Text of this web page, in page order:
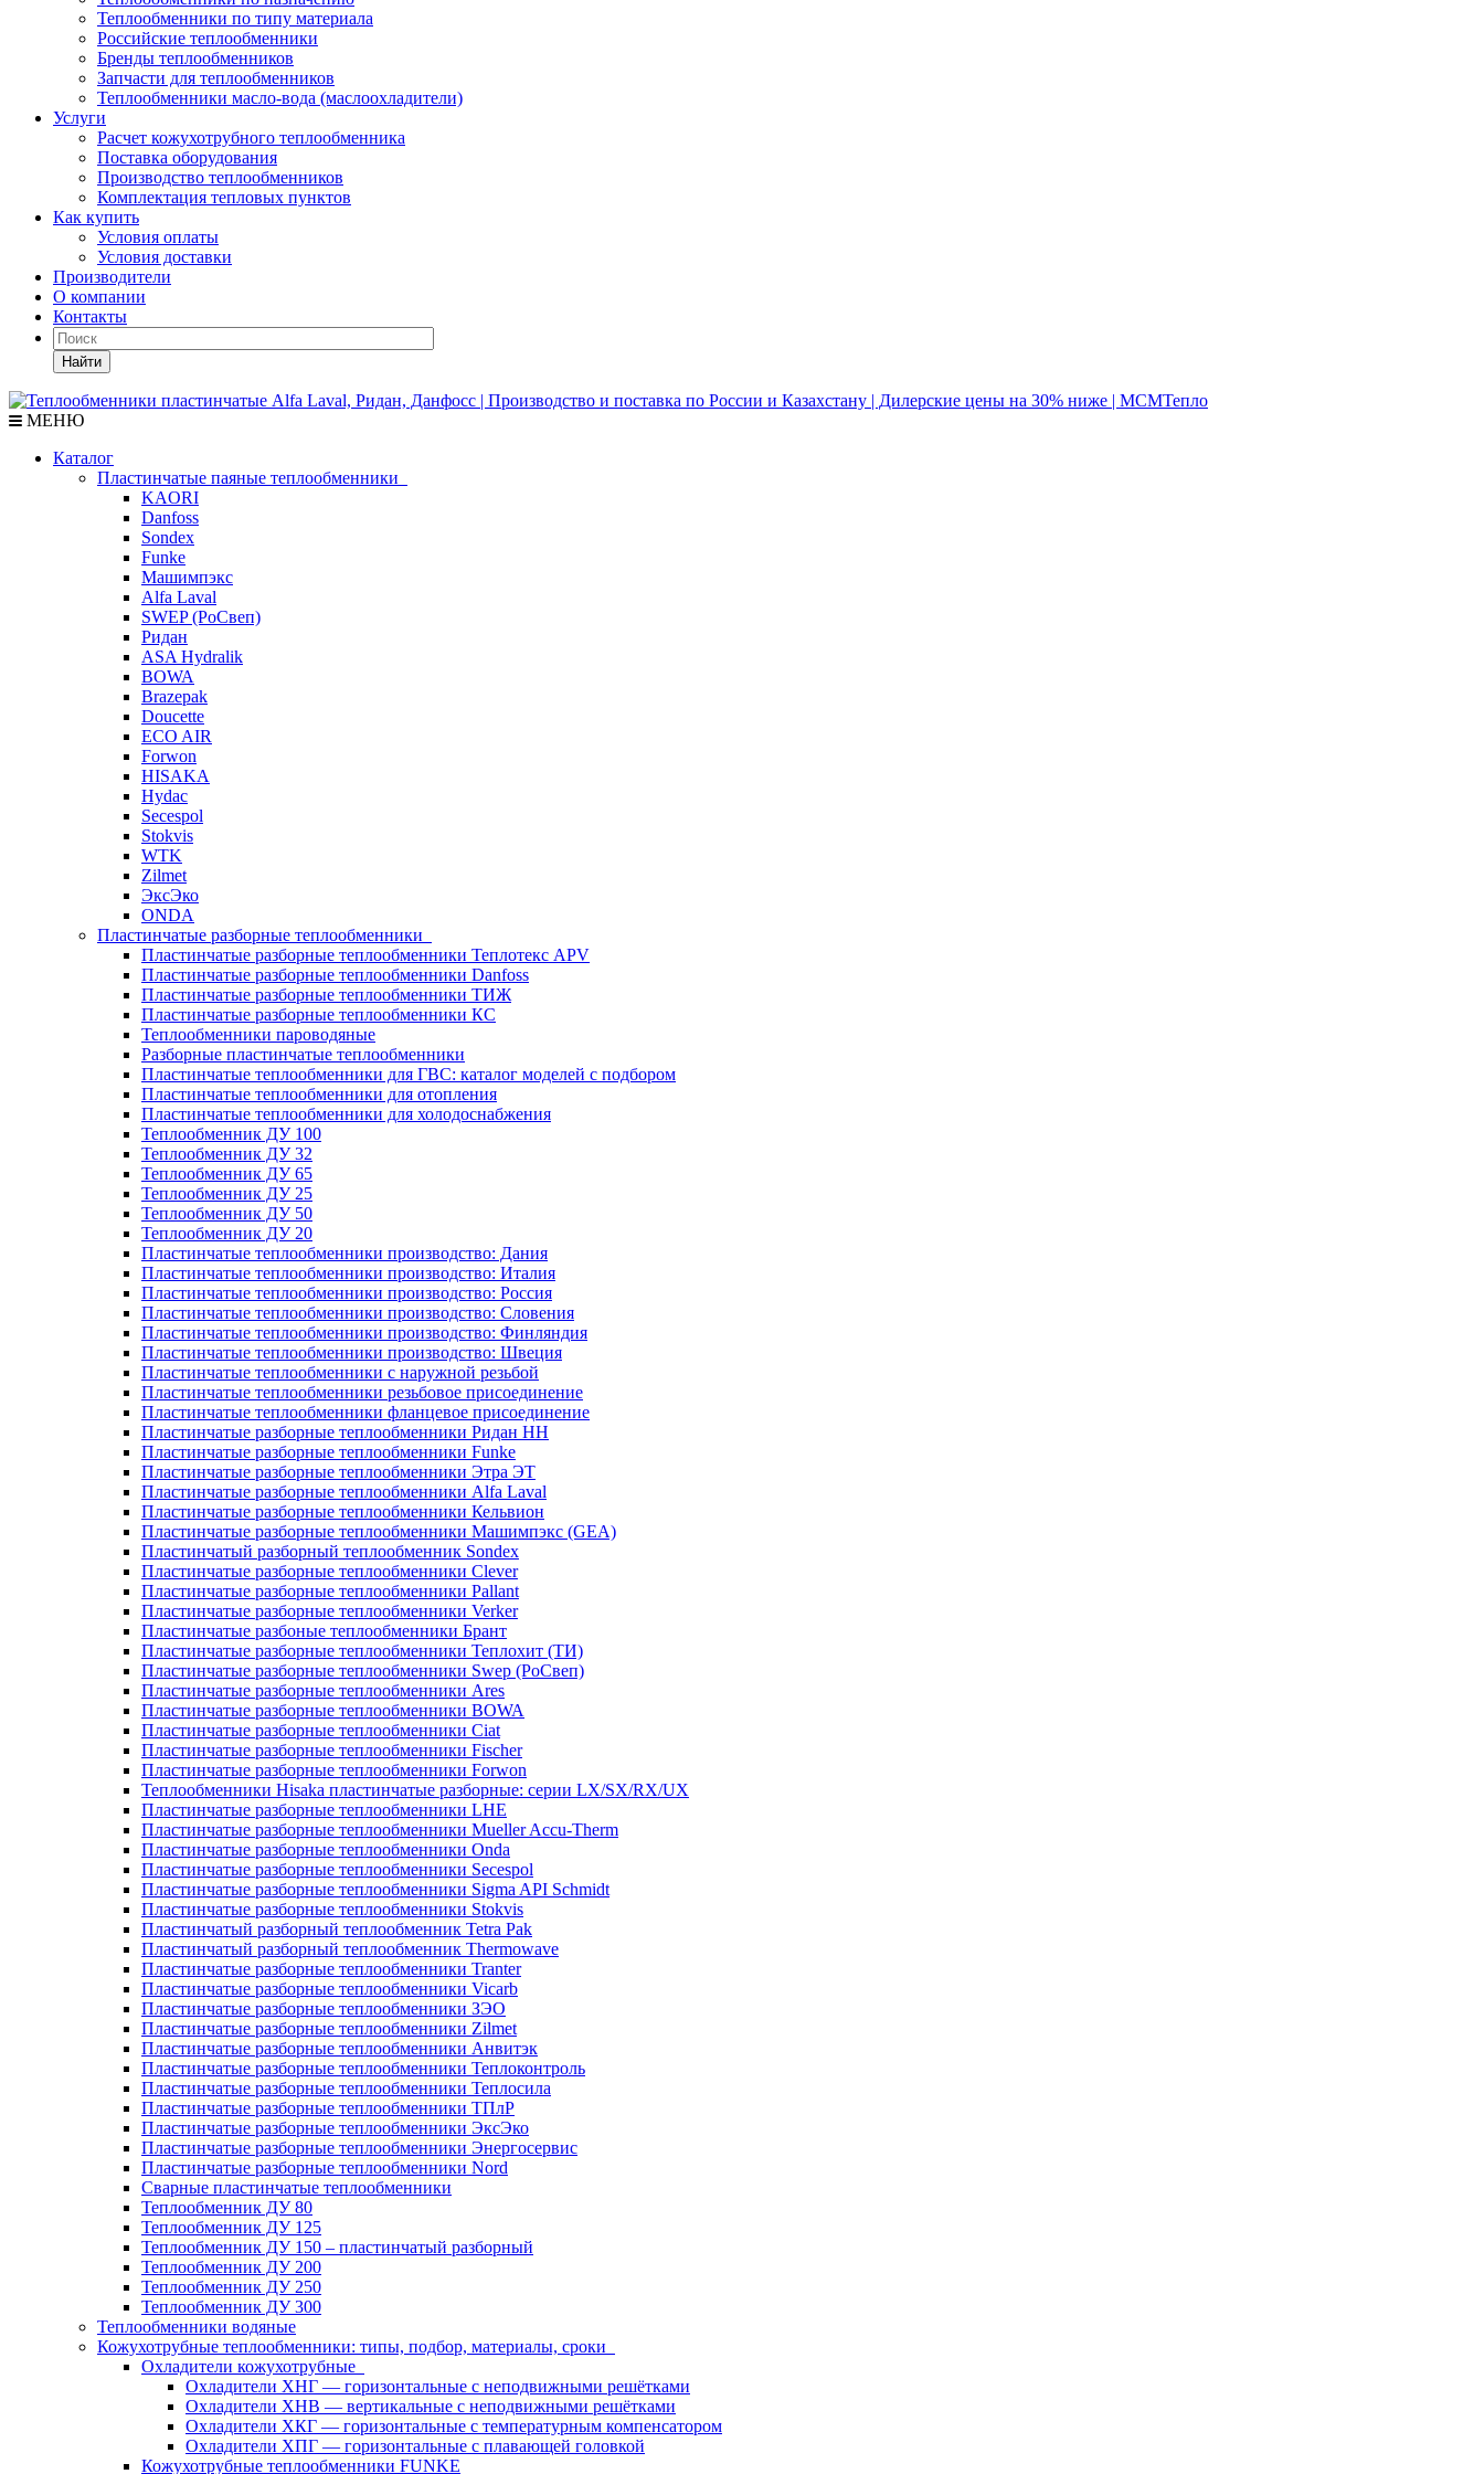
Теплообменники по типу материала
Российские теплообменники
Бренды теплообменников
Запчасти для теплообменников
Теплообменники масло-вода (маслоохладители)
Услуги
Расчет кожухотрубного теплообменника
Поставка оборудования
Производство теплообменников
Комплектация тепловых пунктов
Как купить
Условия оплаты
Условия доставки
Производители
О компании
Контакты
Найти
МЕНЮ
Каталог
Пластинчатые паяные теплообменники
KAORI
Danfoss
Sondex
Funke
Машимпэкс
Alfa Laval
SWEP (РоСвеп)
Ридан
ASA Hydralik
BOWA
Brazepak
Doucette
ECO AIR
Forwon
HISAKA
Hydac
Secespol
Stokvis
WTK
Zilmet
ЭксЭко
ONDA
Пластинчатые разборные теплообменники
Пластинчатые разборные теплообменники Теплотекс APV
Пластинчатые разборные теплообменники Danfoss
Пластинчатые разборные теплообменники ТИЖ
Пластинчатые разборные теплообменники КC
Теплообменники пароводяные
Разборные пластинчатые теплообменники
Пластинчатые теплообменники для ГВС: каталог моделей с подбором
Пластинчатые теплообменники для отопления
Пластинчатые теплообменники для холодоснабжения
Теплообменник ДУ 100
Теплообменник ДУ 32
Теплообменник ДУ 65
Теплообменник ДУ 25
Теплообменник ДУ 50
Теплообменник ДУ 20
Пластинчатые теплообменники производство: Дания
Пластинчатые теплообменники производство: Италия
Пластинчатые теплообменники производство: Россия
Пластинчатые теплообменники производство: Словения
Пластинчатые теплообменники производство: Финляндия
Пластинчатые теплообменники производство: Швеция
Пластинчатые теплообменники с наружной резьбой
Пластинчатые теплообменники резьбовое присоединение
Пластинчатые теплообменники фланцевое присоединение
Пластинчатые разборные теплообменники Ридан НН
Пластинчатые разборные теплообменники Funke
Пластинчатые разборные теплообменники Этра ЭТ
Пластинчатые разборные теплообменники Alfa Laval
Пластинчатые разборные теплообменники Кельвион
Пластинчатые разборные теплообменники Машимпэкс (GEA)
Пластинчатый разборный теплообменник Sondex
Пластинчатые разборные теплообменники Clever
Пластинчатые разборные теплообменники Pallant
Пластинчатые разборные теплообменники Verker
Пластинчатые разбоные теплообменники Брант
Пластинчатые разборные теплообменники Теплохит (ТИ)
Пластинчатые разборные теплообменники Swep (РоСвеп)
Пластинчатые разборные теплообменники Ares
Пластинчатые разборные теплообменники BOWA
Пластинчатые разборные теплообменники Ciat
Пластинчатые разборные теплообменники Fischer
Пластинчатые разборные теплообменники Forwon
Теплообменники Hisaka пластинчатые разборные: серии LX/SX/RX/UX
Пластинчатые разборные теплообменники LHE
Пластинчатые разборные теплообменники Mueller Accu-Therm
Пластинчатые разборные теплообменники Onda
Пластинчатые разборные теплообменники Secespol
Пластинчатые разборные теплообменники Sigma API Schmidt
Пластинчатые разборные теплообменники Stokvis
Пластинчатый разборный теплообменник Tetra Pak
Пластинчатый разборный теплообменник Thermowave
Пластинчатые разборные теплообменники Tranter
Пластинчатые разборные теплообменники Vicarb
Пластинчатые разборные теплообменники ЗЭО
Пластинчатые разборные теплообменники Zilmet
Пластинчатые разборные теплообменники Анвитэк
Пластинчатые разборные теплообменники Теплоконтроль
Пластинчатые разборные теплообменники Теплосила
Пластинчатые разборные теплообменники ТПлР
Пластинчатые разборные теплообменники ЭксЭко
Пластинчатые разборные теплообменники Энергосервис
Пластинчатые разборные теплообменники Nord
Сварные пластинчатые теплообменники
Теплообменник ДУ 80
Теплообменник ДУ 125
Теплообменник ДУ 150 – пластинчатый разборный
Теплообменник ДУ 200
Теплообменник ДУ 250
Теплообменник ДУ 300
Теплообменники водяные
Кожухотрубные теплообменники: типы, подбор, материалы, сроки
Охладители кожухотрубные
Охладители ХНГ — горизонтальные с неподвижными решётками
Охладители ХНВ — вертикальные с неподвижными решётками
Охладители ХКГ — горизонтальные с температурным компенсатором
Охладители ХПГ — горизонтальные с плавающей головкой
Кожухотрубные теплообменники FUNKE